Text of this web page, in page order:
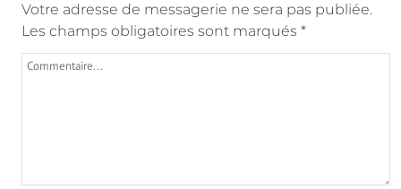
Votre adresse de messagerie ne sera pas publiée.
Les champs obligatoires sont marqués *